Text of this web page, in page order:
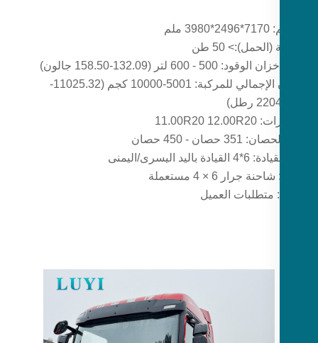
50 طن
500 - 600 لتر (132.09-158.50 جالون)
الوزن الإجمالي للمركبة: 5001-10000 كجم (11025.32-
جرار 6 × 4 مستعملة
متطلبات العميل